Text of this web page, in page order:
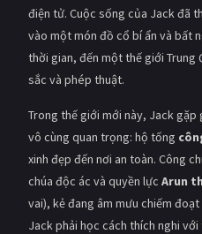
CẬP NHẬT
PHIM MỚI
PHIM LẺ
PHIM CHIẾU RẠP
TUYỂN TẬP PHIM
điện tử. Cuộc sống của Jack đã
vào một món đồ cổ bí ẩn và bất
thời gian, đến một thế giới Trung
sắc và phép thuật.
Trong thế giới mới này, Jack
vô cùng quan trọng: hộ tống
xinh đẹp đến nơi an toàn. Công
chúa độc ác và quyền lực Arun
vai), kẻ đang âm mưu chiếm
Jack phải học cách thích nghi